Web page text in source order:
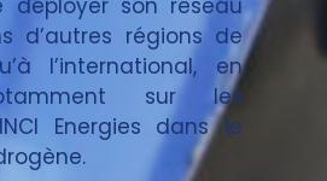
d’autres régions de
l’international, en
sur les
Energies dans le